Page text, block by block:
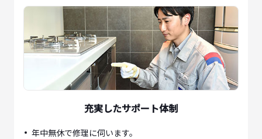
充実したサポート体制
年中無休で修理に伺います。